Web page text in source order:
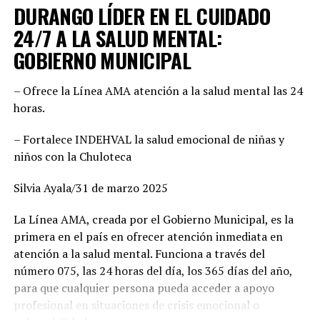
responde a cuotas, sino a la búsqueda de los mejores
perfiles para enfrentar el reto electoral. “No hay un solo
municipio negociado ni entregado. Hemos construido un
equipo basado en el mérito, la cercanía con la
posición fue revisada con responsabilidad. Hoy estamos
seguros de que vamos con las y los mejores”, enfatizó,
convicción de ofrecer gobiernos confiables, integrados
por mujeres y hombres de trayectoria probada, leales y
comprometidos con su comunidad.
Por su parte, Mario Salazar destacó el trabajo técnico y
jurídico que permitió solventar las observaciones del
Instituto Electoral para garantizar la validez del
registro de las candidaturas comunes. “Estamos listos
para arrancar. Tenemos una fórmula fuerte, con perfiles
honestos y profesionales que sabrán gobernar bien. Lo
DURANGO LÍDER EN EL CUIDADO
24/7 A LA SALUD MENTAL:
GOBIERNO MUNICIPAL
– Ofrece la Línea AMA atención a la salud mental las 24
horas.
– Fortalece INDEHVAL la salud emocional de niñas y
niños con la Chuloteca
Silvia Ayala/31 de marzo 2025
La Línea AMA, creada por el Gobierno Municipal, es la
primera en el país en ofrecer atención inmediata en
atención a la salud mental. Funciona a través del
número 075, las 24 horas del día, los 365 días del año,
para que cualquier persona pueda acceder a apoyo
profesional en situaciones de crisis emocional o